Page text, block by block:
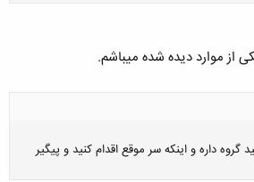
کلیک کنید تا باز شود...
از موارد دیده شده میباشم.
گروه داره و اینکه سر موقع اقدام کنید و پیگیر